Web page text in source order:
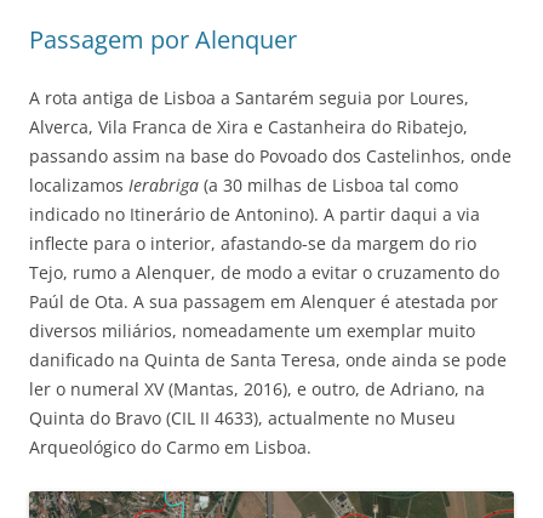
Passagem por Alenquer
A rota antiga de Lisboa a Santarém seguia por Loures,
Alverca, Vila Franca de Xira e Castanheira do Ribatejo,
passando assim na base do Povoado dos Castelinhos, onde
localizamos Ierabriga (a 30 milhas de Lisboa tal como
indicado no Itinerário de Antonino). A partir daqui a via
inflecte para o interior, afastando-se da margem do rio
Tejo, rumo a Alenquer, de modo a evitar o cruzamento do
Paúl de Ota. A sua passagem em Alenquer é atestada por
diversos miliários, nomeadamente um exemplar muito
danificado na Quinta de Santa Teresa, onde ainda se pode
ler o numeral XV (Mantas, 2016), e outro, de Adriano, na
Quinta do Bravo (CIL II 4633), actualmente no Museu
Arqueológico do Carmo em Lisboa.